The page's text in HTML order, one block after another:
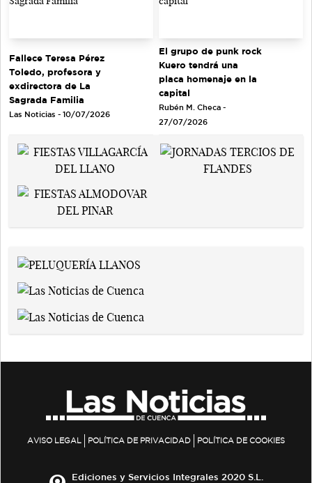
Fallece Teresa Pérez
Toledo, profesora y
exdirectora de La
Sagrada Familia
Las Noticias - 10/07/2026
El grupo de punk rock
Kuero tendrá una
placa homenaje en la
capital
Rubén M. Checa -
27/07/2026
AVISO LEGAL POLÍTICA DE PRIVACIDAD POLÍTICA DE COOKIES
Ediciones y Servicios Integrales 2020 S.L.